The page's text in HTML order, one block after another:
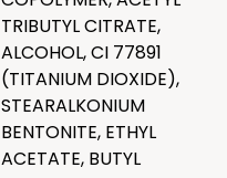
TRIBUTYL CITRATE,
ALCOHOL, CI 77891
(TITANIUM DIOXIDE),
STEARALKONIUM
BENTONITE, ETHYL
ACETATE, BUTYL